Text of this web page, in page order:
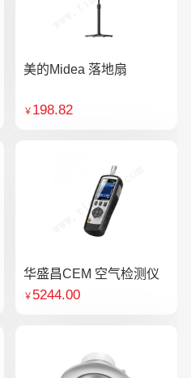
美的Midea 落地扇
￥ 198.82
华盛昌CEM 空气检测仪
￥ 5244.00